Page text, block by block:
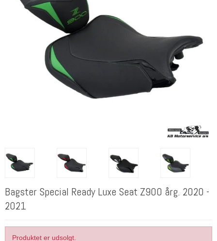
Bagster Special Ready Luxe Seat Z900 årg. 2020 -
2021
Produktet er udsolgt.